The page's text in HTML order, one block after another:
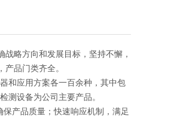
略方向和发展目标，坚持不懈，
品门类齐全。
和应用方案各一百余种，其中包
测设备为公司主要产品。
产品质量；快速响应机制，满足